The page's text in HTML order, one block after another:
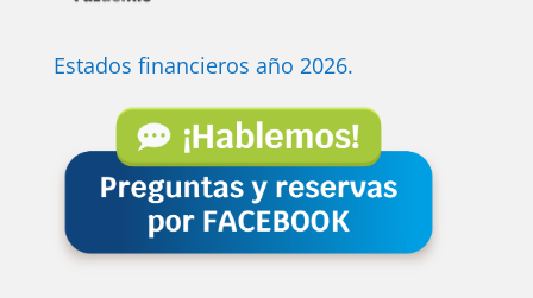
Estados financieros año 2026.